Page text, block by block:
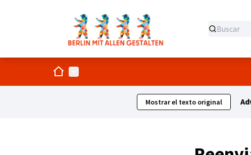
InicioMenú principal
Mostrar el texto original